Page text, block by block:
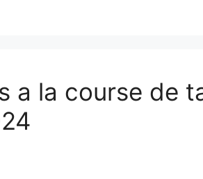
a la course de